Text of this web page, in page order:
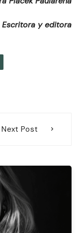
Escritora y editora
Next Post